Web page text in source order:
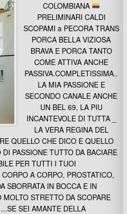
COLOMBIANA
PRELIMINARI CALDI
SCOPAMI a PECORA TRANS
PORCA BELLA VIZIOSA
BRAVA E PORCA TANTO
COME ATTIVA ANCHE
PASSIVA.COMPLETISSIMA..
LA MIA PASSIONE E
SECONDO CANALE ANCHE
UN BEL 69, LA PIU
INCANTEVOLE DI TUTTA _
LA VERA REGINA DEL
QUELLO CHE DICO E QUELLO
PASSIONE TUTTO DA BACIARE
PER TUTTI I TUOI
A CORPO, PROSTATICO,
SBORRATA IN BOCCA E IN
STRETTO DA SCOPARE
SEI AMANTE DELLA